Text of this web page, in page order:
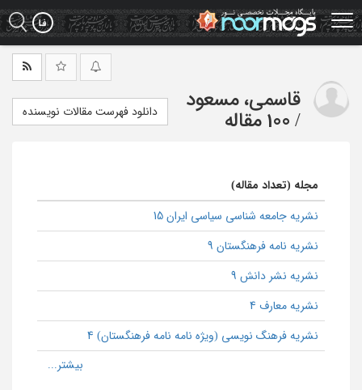
Skip
to
main
قاسمی، مسعود
/ 100 مقاله دانلود فهرست مقالات نویسنده
مجله (تعداد مقاله)
نشریه جامعه شناسی سیاسی ایران 15
نشریه نامه فرهنگستان 9
نشریه نشر دانش 9
نشریه معارف 4
نشریه فرهنگ نویسی (ویژه نامه نامه فرهنگستان) 4